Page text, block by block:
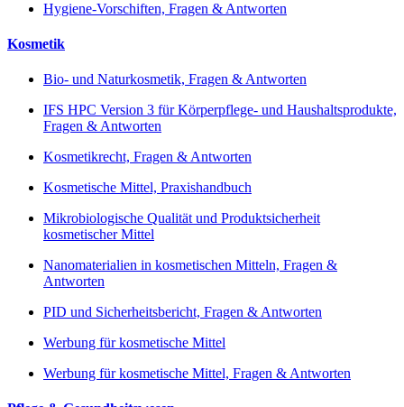
Hygiene-Vorschiften, Fragen & Antworten
Kosmetik
Bio- und Naturkosmetik, Fragen & Antworten
IFS HPC Version 3 für Körperpflege- und Haushaltsprodukte,
Fragen & Antworten
Kosmetikrecht, Fragen & Antworten
Kosmetische Mittel, Praxishandbuch
Mikrobiologische Qualität und Produktsicherheit
kosmetischer Mittel
Nanomaterialien in kosmetischen Mitteln, Fragen &
Antworten
PID und Sicherheitsbericht, Fragen & Antworten
Werbung für kosmetische Mittel
Werbung für kosmetische Mittel, Fragen & Antworten